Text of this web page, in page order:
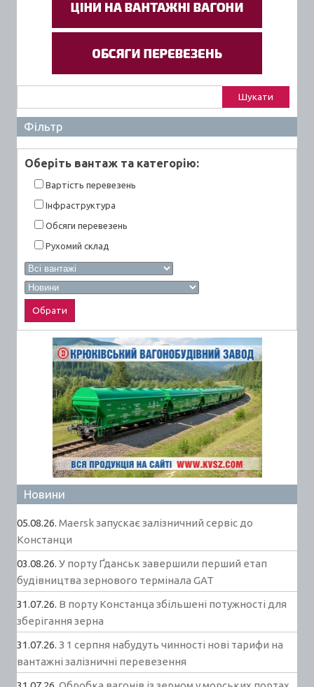
Фільтр
Оберiть вантаж та категорiю:
Вартiсть перевезень
Інфраструктура
Обсяги перевезень
Рухомий склад
Новини
05.08.26. Maersk запускає залізничний сервіс до
Констанци
03.08.26. У порту Ґданськ завершили перший етап
будівництва зернового термінала GAT
31.07.26. В порту Констанца збільшені потужності для
зберігання зерна
31.07.26. З 1 серпня набудуть чинності нові тарифи на
вантажні залізничні перевезення